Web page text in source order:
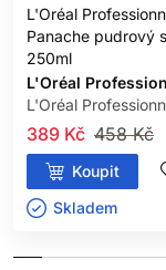
L'Oréal
Panache pudrový
250ml
L'Oréal
L'Oréal
458 Kč
389 Kč
Koupit
Skladem ㅤ